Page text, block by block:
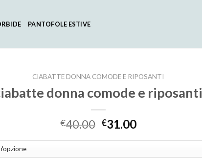
PANTOFOLE ESTIVE
CIABATTE DONNA COMODE E RIPOSANTI
donna comode e riposanti
€40.00 €31.00